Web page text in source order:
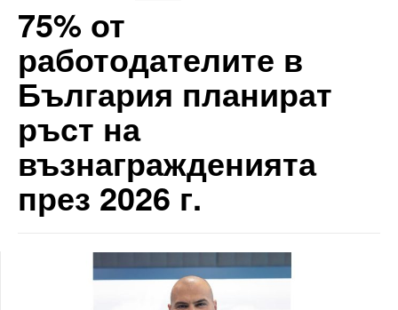
75% от
работодателите в
България планират
ръст на
възнагражденията
през 2026 г.